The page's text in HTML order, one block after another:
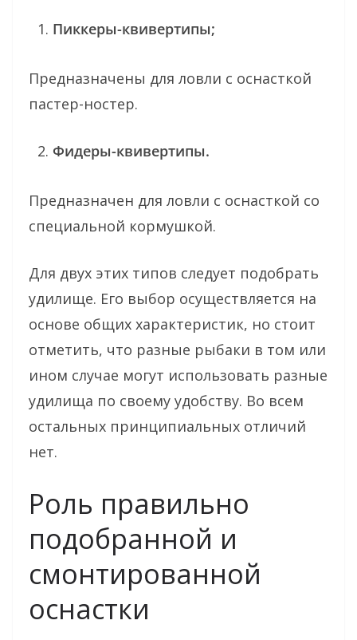
Пиккеры-квивертипы;
Предназначены для ловли с оснасткой
пастер-ностер.
Фидеры-квивертипы.
Предназначен для ловли с оснасткой со
специальной кормушкой.
Для двух этих типов следует подобрать
удилище. Его выбор осуществляется на
основе общих характеристик, но стоит
отметить, что разные рыбаки в том или
ином случае могут использовать разные
удилища по своему удобству. Во всем
остальных принципиальных отличий
нет.
Роль правильно
подобранной и
смонтированной
оснастки